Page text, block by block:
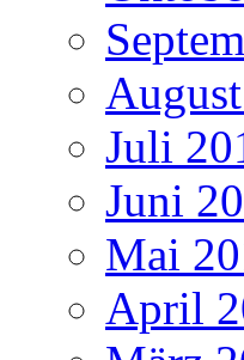
Juli
Juni
Mai
April